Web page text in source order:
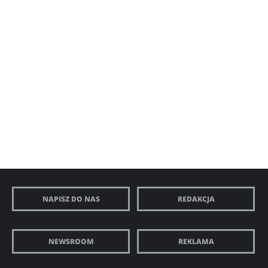
NAPISZ DO NAS REDAKCJA
NEWSROOM REKLAMA